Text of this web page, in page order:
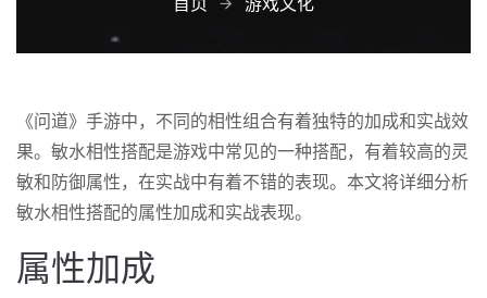
《问道》手游中，不同的相性组合有着独特的加成和实战效
果。敏水相性搭配是游戏中常见的一种搭配，有着较高的灵
敏和防御属性，在实战中有着不错的表现。本文将详细分析
敏水相性搭配的属性加成和实战表现。
属性加成